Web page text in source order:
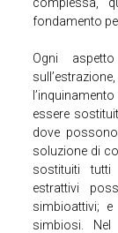
fondamento
Ogni
essere
dove
soluzione di
sostituiti tutti
estrattivi
simbioattivi;
simbiosi. Nel